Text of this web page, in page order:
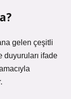
gelen çeşitli
duyuruları ifade